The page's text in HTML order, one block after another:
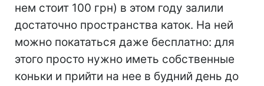
нем стоит 100 грн) в этом году залили
достаточно пространства каток. На ней
можно покататься даже бесплатно: для
этого просто нужно иметь собственные
коньки и прийти на нее в будний день до